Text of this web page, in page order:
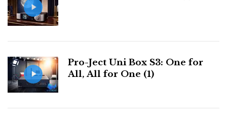
Pro-Ject Uni Box S3: One for
All, All for One (1)